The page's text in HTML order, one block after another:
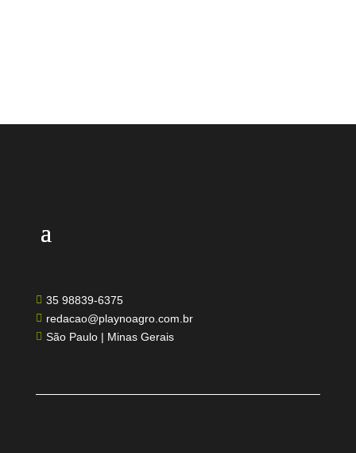
 35 98839-6375
 redacao@playnoagro.com.br
 São Paulo | Minas Gerais